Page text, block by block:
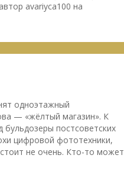
avariyca100 на
одноэтажный
— «жёлтый магазин». К
постсоветских
цифровой фототехники,
не очень. Кто-то может